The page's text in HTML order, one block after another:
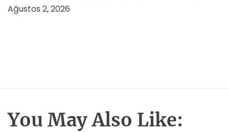
Ağustos 2, 2026
You May Also Like: